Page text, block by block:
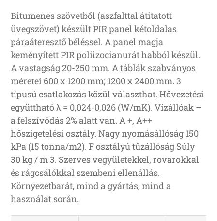
Bitumenes szövetből (aszfalttal átitatott
üvegszövet) készült PIR panel kétoldalas
páraáteresztő béléssel. A panel magja
keményített PIR poliizocianurát habból készül.
A vastagság 20-250 mm. A táblák szabványos
méretei 600 x 1200 mm; 1200 x 2400 mm. 3
típusú csatlakozás közül választhat. Hővezetési
együttható λ = 0,024-0,026 (W/mK). Vízállóak –
a felszívódás 2% alatt van. A +, A++
hőszigetelési osztály. Nagy nyomásállóság 150
kPa (15 tonna/m2). F osztályú tűzállóság Súly
30 kg / m 3. Szerves vegyületekkel, rovarokkal
és rágcsálókkal szembeni ellenállás.
Környezetbarát, mind a gyártás, mind a
használat során.